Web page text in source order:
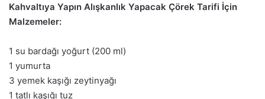
Kahvaltıya Yapın Alışkanlık Yapacak Çörek Tarifi İçin
Malzemeler:
1 su bardağı yoğurt (200 ml)
1 yumurta
3 yemek kaşığı zeytinyağı
1 tatlı kaşığı tuz